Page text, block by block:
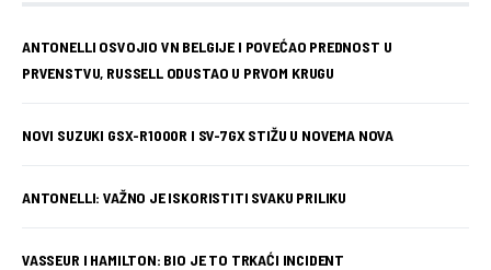
ANTONELLI OSVOJIO VN BELGIJE I POVEĆAO PREDNOST U
PRVENSTVU, RUSSELL ODUSTAO U PRVOM KRUGU
NOVI SUZUKI GSX-R1000R I SV-7GX STIŽU U NOVEMA NOVA
ANTONELLI: VAŽNO JE ISKORISTITI SVAKU PRILIKU
VASSEUR I HAMILTON: BIO JE TO TRKAĆI INCIDENT